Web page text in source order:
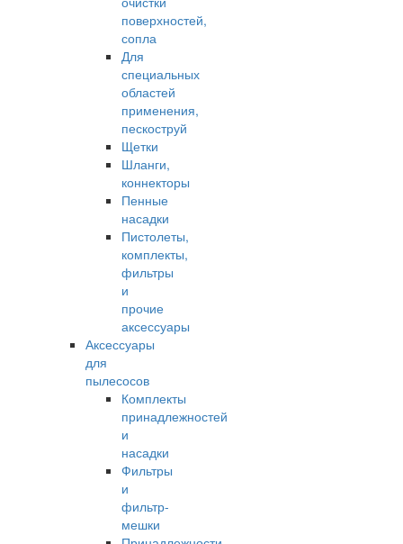
поверхностей,
сопла
Для
специальных
областей
применения,
пескоструй
Щетки
Шланги,
коннекторы
Пенные
насадки
Пистолеты,
комплекты,
фильтры
и
прочие
аксессуары
Аксессуары
для
пылесосов
Комплекты
принадлежностей
и
насадки
Фильтры
и
фильтр-
мешки